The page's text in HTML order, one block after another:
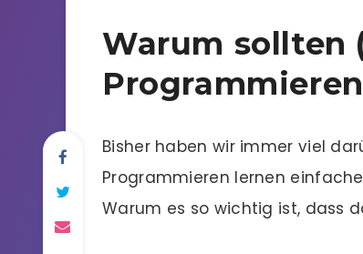
Warum sollten
Bisher haben wir immer viel
Programmieren lernen
Warum es so wichtig ist, dass